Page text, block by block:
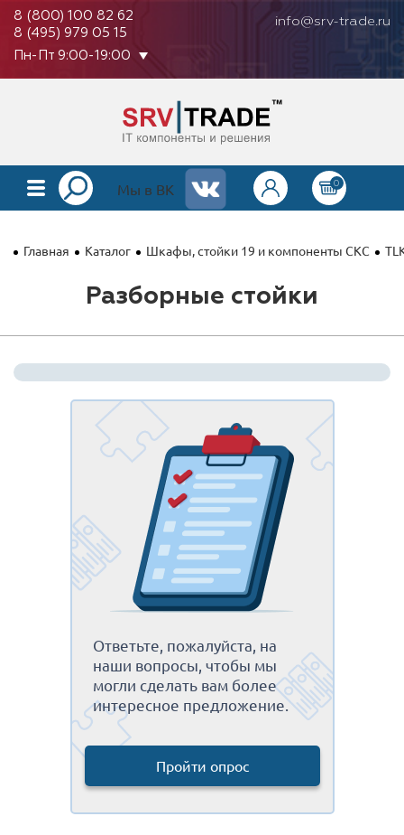
8 (800) 100 82 62
8 (495) 979 05 15
info@srv-trade.ru
Пн-Пт 9:00-19:00
КАТАЛОГ
ОПЛАТА
ГАРАНТИЯ
КОНТАКТЫ
АКЦИИ
Мы в ВК 0
Главная Каталог Шкафы, стойки 19 и компоненты СКС
Разборные стойки
Ответьте, пожалуйста, на
наши вопросы, чтобы мы
могли сделать вам более
интересное предложение.
Пройти опрос